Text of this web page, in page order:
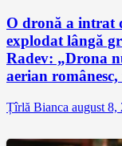
O dronă a intrat
explodat lângă
Radev: „Drona
aerian
Țîrlă Bianca august 8,